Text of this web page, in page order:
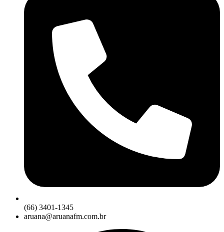
(66) 3401-1345
aruana@aruanafm.com.br